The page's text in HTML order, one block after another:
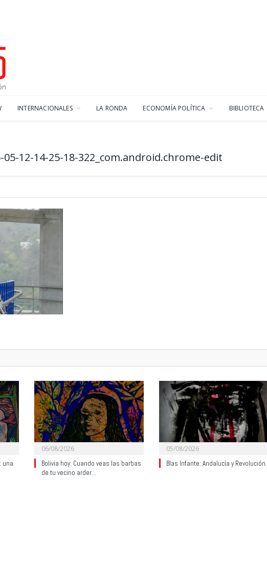
INTERNACIONALES LA RONDA ECONOMÍA POLÍTICA BIBLIOTECA
05-12-14-25-18-322_com.android.chrome-edit
una
06/08/2026
Bolivia hoy: Cuando veas las barbas
de tu vecino arder…
05/08/2026
Blas Infante: Andalucía y Revolución.